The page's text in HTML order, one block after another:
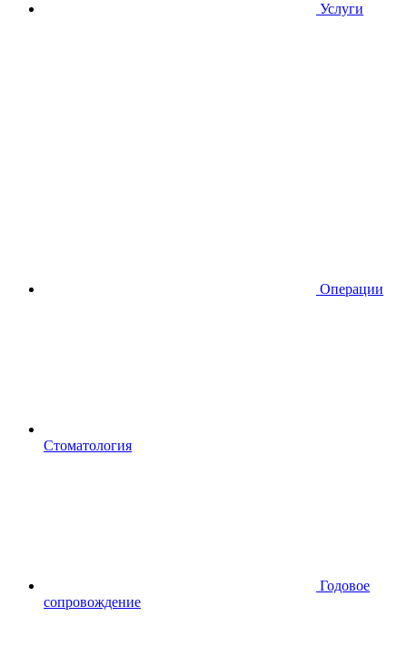
Услуги
Операции
Стоматология
Годовое
сопровождение